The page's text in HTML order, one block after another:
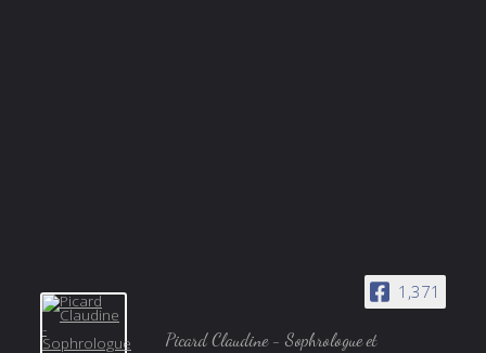
1,371
Picard Claudine - Sophrologue et